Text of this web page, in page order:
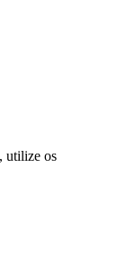
utilize os